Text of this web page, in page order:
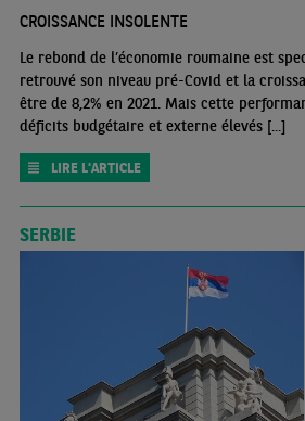
CROISSANCE INSOLENTE
Le rebond de l’économie roumaine est
retrouvé son niveau pré-Covid et la
être de 8,2% en 2021. Mais cette
déficits budgétaire et externe élevés [...]
LIRE L'ARTICLE
SERBIE